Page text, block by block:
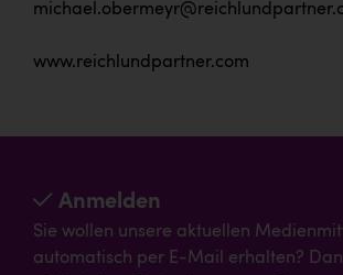
www.reichlundpartner.com
Anmelden
Sie wollen unsere aktuellen
automatisch per E-Mail erhalten?